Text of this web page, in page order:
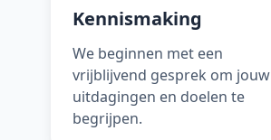
Kennismaking
We beginnen met een
vrijblijvend gesprek om jouw
uitdagingen en doelen te
begrijpen.